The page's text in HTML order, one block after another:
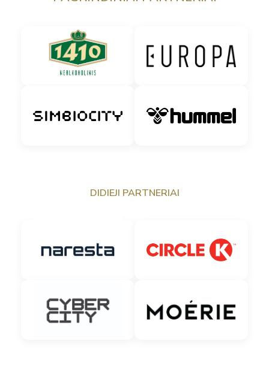
DIDIEJI PARTNERIAI